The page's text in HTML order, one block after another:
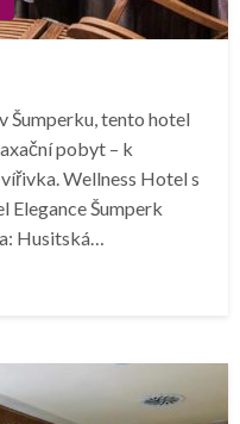
Šumperku, tento hotel
pobyt – k
Wellness Hotel s
Elegance Šumperk
Husitská…